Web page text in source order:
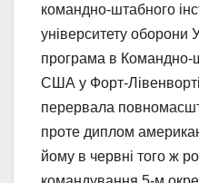
командно-штабного
університету оборони
програма в Командно-
США у Форт-
перервала
проте диплом
йому в червні того ж